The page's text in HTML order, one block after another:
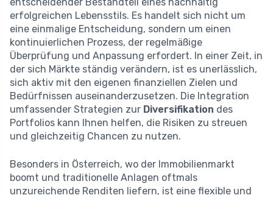
entscheidender Bestandteil eines nachhaltig
erfolgreichen Lebensstils. Es handelt sich nicht um
eine einmalige Entscheidung, sondern um einen
kontinuierlichen Prozess, der regelmäßige
Überprüfung und Anpassung erfordert. In einer Zeit, in
der sich Märkte ständig verändern, ist es unerlässlich,
sich aktiv mit den eigenen finanziellen Zielen und
Bedürfnissen auseinanderzusetzen. Die Integration
umfassender Strategien zur Diversifikation des
Portfolios kann Ihnen helfen, die Risiken zu streuen
und gleichzeitig Chancen zu nutzen.
Besonders in Österreich, wo der Immobilienmarkt
boomt und traditionelle Anlagen oftmals
unzureichende Renditen liefern, ist eine flexible und